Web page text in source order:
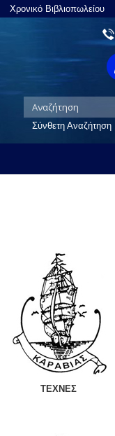
Χρονικό Βιβλιοπωλείου
Σύνθετη Αναζήτηση
ΤΕΧΝΕΣ